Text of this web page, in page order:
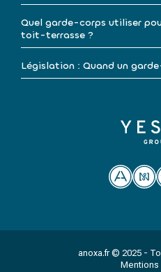
Quel garde-corps utiliser
toit-terrasse ?
Législation : Quand un
anoxa.fr © 2025 -
Mentions